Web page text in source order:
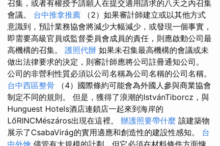
召集，或者有權授予請願人在提交適用請求的八天之內召集
會議。 台中推拿推薦 （2）如果審計師建立或以其他方式
意識到，預計業務協會將減少大幅減少，或發現一個事實，
即需要高級官員或監督委員會成員的責任，則應啟動公司最
高機構的召集。 護照代辦 如果未召集最高機構的會議或未
做出法律要求的決定，則審計師應將公司註冊通知公司。
公司的非營利性質必須以公司名稱為公司名稱的公司名稱。
台中西區整骨 （4）國際條約可能會為外國人參與商業協會
制定不同的規則。 但是，獲得了浪潮的IstvánTiborcz，與
Hunguest Hotels酒店連鎖店一起來到海岸的
LőRINCMészáros出現在這裡。 辦護照要帶什麼 該建築物
展示了CsabaVirág的實用適應和創造性的建設性感知。 台
中外燴 儘管有大規模的計劃，但它必須在材料條件方面慷